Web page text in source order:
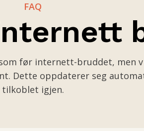
FAQ
før internett-bruddet, men
Dette oppdaterer seg
tilkoblet igjen.